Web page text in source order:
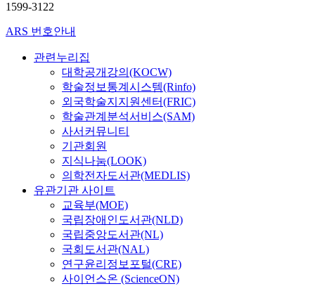
1599-3122
ARS 번호안내
관련누리집
대학공개강의(KOCW)
학술정보통계시스템(Rinfo)
외국학술지지원센터(FRIC)
학술관계분석서비스(SAM)
사서커뮤니티
기관회원
지식나눔(LOOK)
의학전자도서관(MEDLIS)
유관기관 사이트
교육부(MOE)
국립장애인도서관(NLD)
국립중앙도서관(NL)
국회도서관(NAL)
연구윤리정보포털(CRE)
사이언스온 (ScienceON)